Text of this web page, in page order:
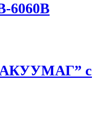
6060В
с